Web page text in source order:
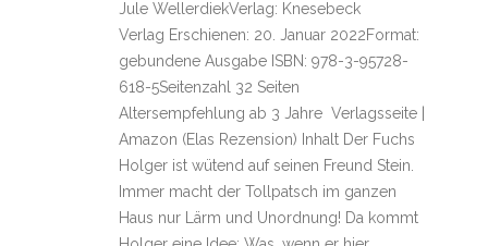
Jule WellerdiekVerlag: Knesebeck
Verlag Erschienen: 20. Januar 2022Format:
gebundene Ausgabe ISBN: 978-3-95728-
618-5Seitenzahl 32 Seiten
Altersempfehlung ab 3 Jahre Verlagsseite |
Amazon (Elas Rezension) Inhalt Der Fuchs
Holger ist wütend auf seinen Freund Stein.
Immer macht der Tollpatsch im ganzen
Haus nur Lärm und Unordnung! Da kommt